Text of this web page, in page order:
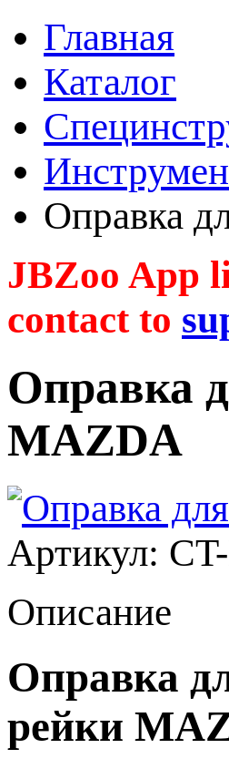
Главная
Каталог
Оправка
JBZoo App
contact to
Оправка
MAZDA
Артикул:
Описание
Оправка
рейки